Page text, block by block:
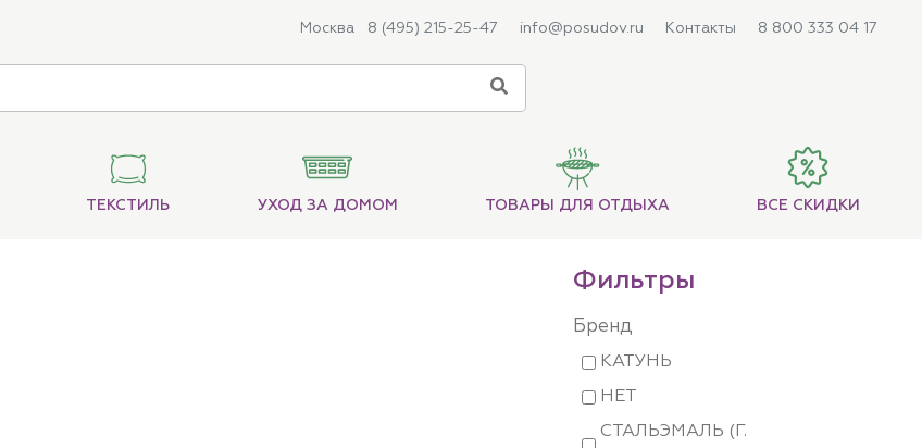
Москва 8 (495) 215-25-47 info@posudov.ru Контакты 8 800 333 04 17
ТЕКСТИЛЬ УХОД ЗА ДОМОМ ТОВАРЫ ДЛЯ ОТДЫХА ВСЕ СКИДКИ
Фильтры
Бренд
КАТУНЬ
НЕТ
СТАЛЬЭМАЛЬ (Г.